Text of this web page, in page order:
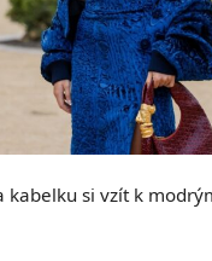
kabelku si vzít k